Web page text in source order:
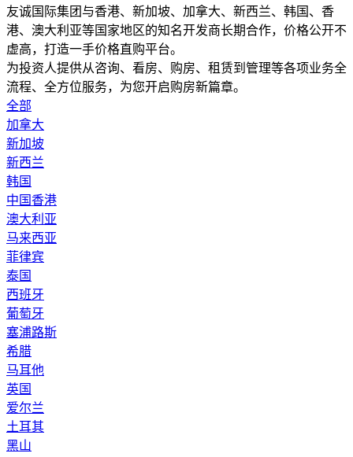
友诚国际集团与香港、新加坡、加拿大、新西兰、韩国、香
港、澳大利亚等国家地区的知名开发商长期合作，价格公开不
虚高，打造一手价格直购平台。
为投资人提供从咨询、看房、购房、租赁到管理等各项业务全
流程、全方位服务，为您开启购房新篇章。
全部
加拿大
新加坡
新西兰
韩国
中国香港
澳大利亚
马来西亚
菲律宾
泰国
西班牙
葡萄牙
塞浦路斯
希腊
马耳他
英国
爱尔兰
土耳其
黑山